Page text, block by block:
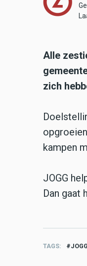
Alle
zich
kampen
JOGG
Dan gaat
TAGS JOGG